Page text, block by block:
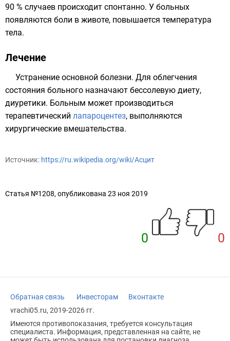
90 % случаев происходит спонтанно. У больных
появляются боли в животе, повышается температура
тела.
Лечение
Устранение основной болезни. Для облегчения
состояния больного назначают бессолевую диету,
диуретики. Больным может производиться
терапевтический лапароцентез, выполняются
хирургические вмешательства.
Источник: https://ru.wikipedia.org/wiki/Асцит
Статья №1208, опубликована 23 ноя 2019
0 0
Обратная связь Инвесторам
Вконтакте
vrachi05.ru, 2019-2026 гг.
Имеются противопоказания, требуется консультация
специалиста. Информация, представленная на сайте, не